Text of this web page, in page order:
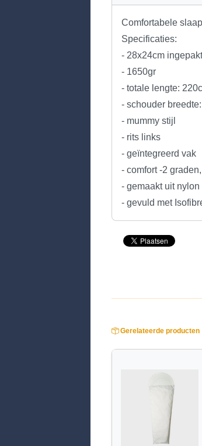
Comfortabele
Specificaties:
- 28x24cm ingepakt
- 1650gr
- totale lengte:
- schouder
- mummy stijl
- rits links
- geïntegreerd vak
- comfort -2
- gemaakt uit nylon
- gevuld met
Gerelateerde producten